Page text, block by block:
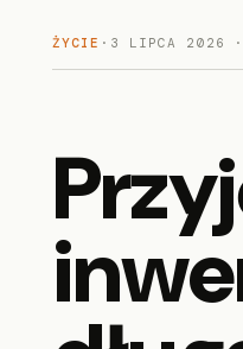
ŻYCIE · 3 LIPCA 2026